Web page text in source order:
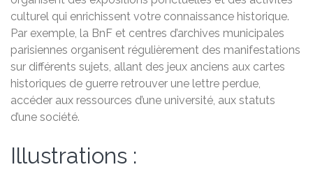
culturel qui enrichissent votre connaissance historique.
Par exemple, la BnF et centres d’archives municipales
parisiennes organisent régulièrement des manifestations
sur différents sujets, allant des jeux anciens aux cartes
historiques de guerre retrouver une lettre perdue,
accéder aux ressources d’une université, aux statuts
d’une société.
Illustrations :